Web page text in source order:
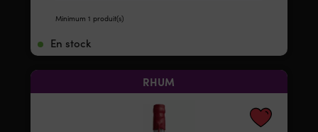
Minimum 1 produit(s)
En stock
RHUM